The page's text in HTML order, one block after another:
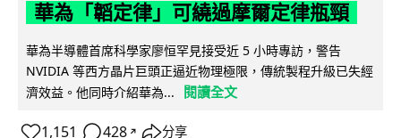
華為「韜定律」可繞過摩爾定律瓶頸
華為半導體首席科學家廖恒罕見接受近 5 小時專訪，警告
NVIDIA 等西方晶片巨頭正逼近物理極限，傳統製程升級已失經
濟效益。他同時介紹華為...
閱讀全文
1,151 428 ↗ 分享